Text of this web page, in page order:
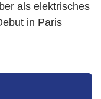
als elektrisches
in Paris